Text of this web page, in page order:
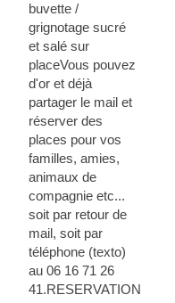
buvette /
grignotage sucré
et salé sur
placeVous pouvez
d'or et déjà
partager le mail et
réserver des
places pour vos
familles, amies,
animaux de
compagnie etc...
soit par retour de
mail, soit par
téléphone (texto)
au 06 16 71 26
41.RESERVATION